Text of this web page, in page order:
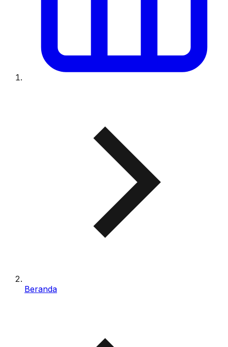
Beranda